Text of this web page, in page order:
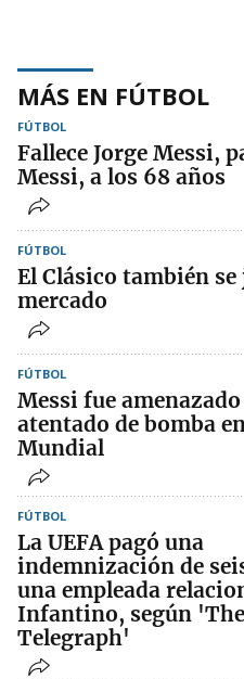
MÁS EN FÚTBOL
FÚTBOL
Fallece Jorge Messi,
Messi, a los 68 años
FÚTBOL
El Clásico también se
mercado
FÚTBOL
Messi fue
atentado de bomba
Mundial
FÚTBOL
La UEFA pagó una
indemnización de
una empleada
Infantino, según 'The
Telegraph'